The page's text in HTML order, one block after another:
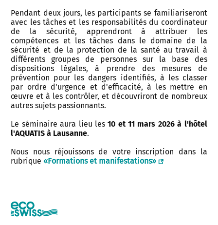
Pendant deux jours, les participants se familiariseront
avec les tâches et les responsabilités du coordinateur
de la sécurité, apprendront à attribuer les
compétences et les tâches dans le domaine de la
sécurité et de la protection de la santé au travail à
différents groupes de personnes sur la base des
dispositions légales, à prendre des mesures de
prévention pour les dangers identifiés, à les classer
par ordre d'urgence et d'efficacité, à les mettre en
œuvre et à les contrôler, et découvriront de nombreux
autres sujets passionnants.
Le séminaire aura lieu les10 et 11 mars 2026 à l'hôtel
l'AQUATIS à Lausanne.
Nous nous réjouissons de votre inscription dans la
rubrique«Formations et manifestations»